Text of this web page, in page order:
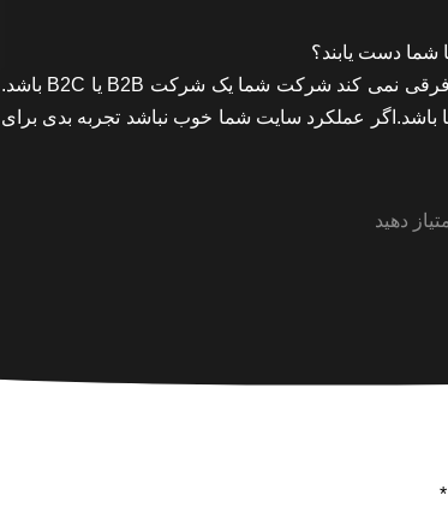
شما دست یابند؟
قابلیت کاربردی بودن سایت یکی از محرکهای اصلی برای طراحی سایت می باشد فرقی نمی کند شرکت شما یک شرکت B2B یا B2C باشد.
عملکرد سایت شما خوب نباشد تجربه بدی برای
دهید
*